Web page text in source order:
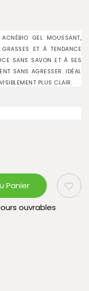
GEL MOUSSANT,
ET À TENDANCE
SANS SAVON ET À SES
SANS AGRESSER. IDÉAL
PLUS CLAIR.
Panier
ouvrables